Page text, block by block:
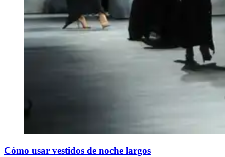
Cómo usar vestidos de noche largos